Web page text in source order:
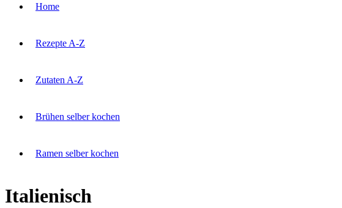
Home
Rezepte A-Z
Zutaten A-Z
Brühen selber kochen
Ramen selber kochen
Italienisch